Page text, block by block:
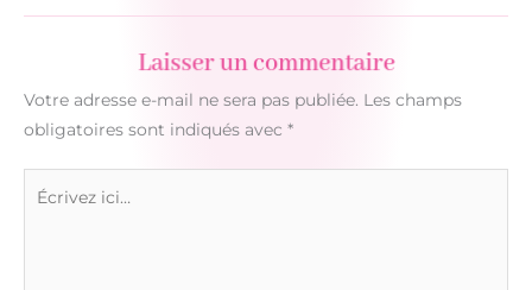
Laisser un commentaire
Votre adresse e-mail ne sera pas publiée. Les champs
obligatoires sont indiqués avec *